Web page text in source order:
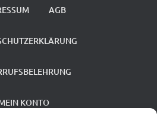
AGB
KONTO